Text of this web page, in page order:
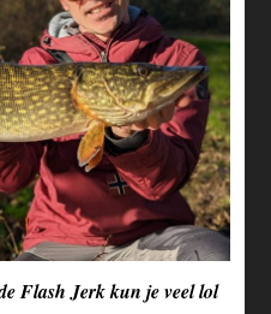
Flash Jerk kun je veel lol